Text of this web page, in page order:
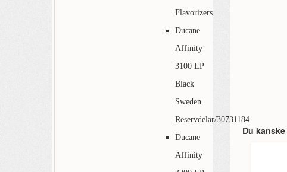
Du
Flavorizers
Ducane
Affinity
3100 LP
Black
Sweden
Reservdelar/30731184
Ducane
Affinity